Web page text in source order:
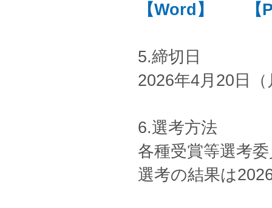
【Word】
5.締切日
2026年4月20日
6.選考方法
各種受賞等選考
選考の結果は